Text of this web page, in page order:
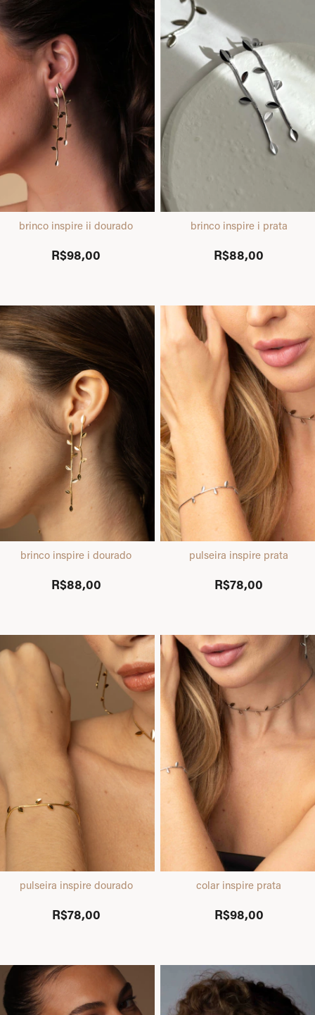
brinco inspire ii dourado
R$98,00
brinco inspire i prata
R$88,00
brinco inspire i dourado
R$88,00
pulseira inspire prata
R$78,00
pulseira inspire dourado
R$78,00
colar inspire prata
R$98,00